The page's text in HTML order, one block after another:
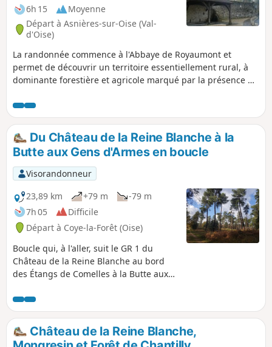
6h 15
Moyenne
Départ à Asnières-sur-Oise (Val-
d'Oise)
La randonnée commence à l'Abbaye de Royaumont et
permet de découvrir un territoire essentiellement rural, à
dominante forestière et agricole marqué par la présence de
de beaux points de vue sur le massif forestier de Carnelle et
la vallée de l'Oise. La traversée de quelques villages donne
un aperçu de leur richesse patrimoniale.
Du Château de la Reine Blanche à la
Butte aux Gens d'Armes en boucle
Visorandonneur
23,89 km
+79 m
-79 m
7h 05
Difficile
Départ à Coye-la-Forêt (Oise)
Boucle qui, à l'aller, suit le GR 1 du
Château de la Reine Blanche au bord
des Étangs de Comelles à la Butte aux
Forêts de Chantilly et Pontarmé, le GR 1
suit en grande partie la Vallée de la
Thève. Au retour, la randonnée passe
par la Gare d' Orry-la-Ville-Coye-la-Forêt.
Château de la Reine Blanche,